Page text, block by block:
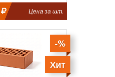
Цена за шт.
-%
Хит